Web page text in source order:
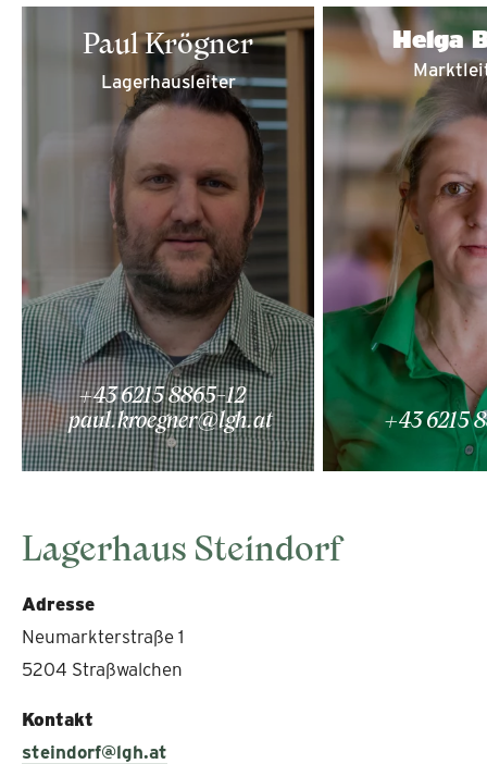
Paul Krögner
Lagerhausleiter
+43 6215 8865-12
paul.kroegner@lgh.at
Helga
+43 6215
Lagerhaus Steindorf
Adresse
Neumarkterstraße 1
5204 Straßwalchen
Kontakt
steindorf@lgh.at